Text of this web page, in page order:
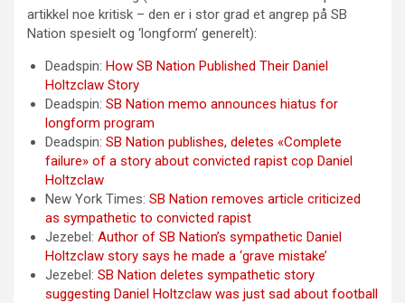
artikkel noe kritisk – den er i stor grad et angrep på SB
Nation spesielt og ‘longform’ generelt):
Deadspin: How SB Nation Published Their Daniel
Holtzclaw Story
Deadspin: SB Nation memo announces hiatus for
longform program
Deadspin: SB Nation publishes, deletes «Complete
failure» of a story about convicted rapist cop Daniel
Holtzclaw
New York Times: SB Nation removes article criticized
as sympathetic to convicted rapist
Jezebel: Author of SB Nation’s sympathetic Daniel
Holtzclaw story says he made a ‘grave mistake’
Jezebel: SB Nation deletes sympathetic story
suggesting Daniel Holtzclaw was just sad about football